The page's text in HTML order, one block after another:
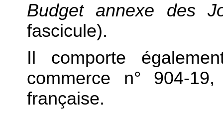
Budget annexe des
fascicule).
Il comporte
commerce n° 904-
française.